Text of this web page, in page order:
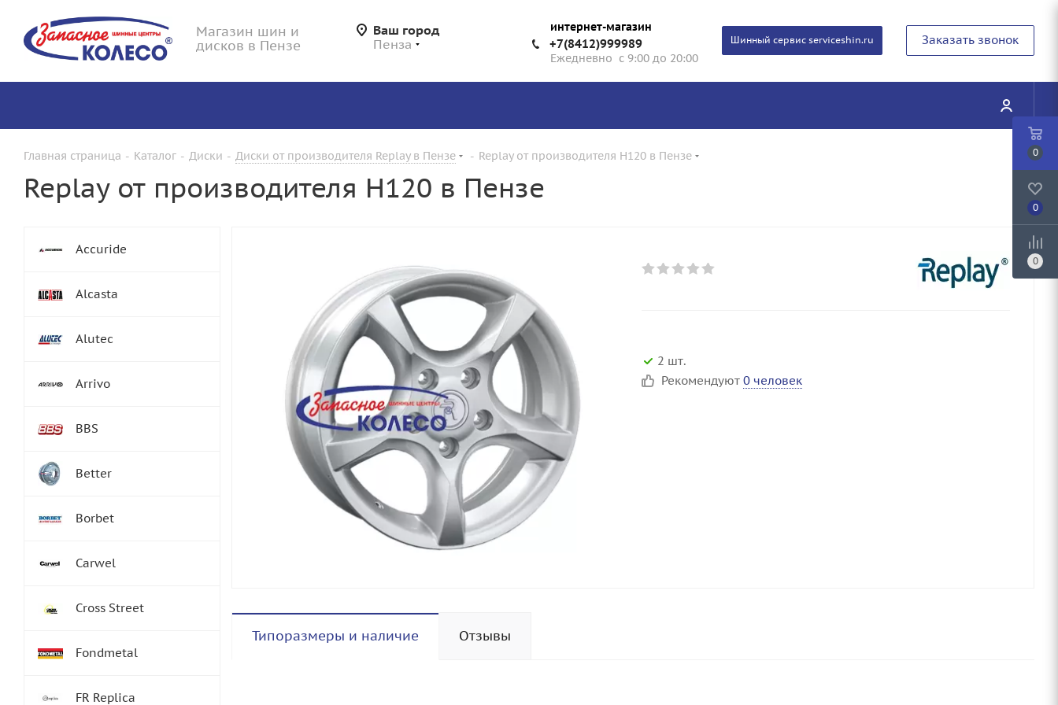
Магазин шин и
дисков в Пензе
Ваш город
Пенза
интернет-магазин
+7(8412)999989
Ежедневно с 9:00 до 20:00
Шинный сервис serviceshin.ru Заказать звонок
Главная страница - Каталог - Диски - Диски от производителя Replay в Пензе - Replay от производителя H120 в Пензе
Replay от производителя H120 в Пензе
2 шт.
Рекомендуют 0 человек
Типоразмеры и наличие Отзывы
Accuride
Alcasta
Alutec
Arrivo
BBS
Better
Borbet
Carwel
Cross Street
Fondmetal
FR Replica
0
0
0